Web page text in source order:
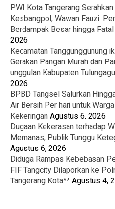
PWI Kota Tangerang
Kesbangpol, Wawan Fauzi:
Berdampak Besar hingga Fatal
2026
Kecamatan Tanggunggunung
Gerakan Pangan Murah dan
unggulan Kabupaten
2026
BPBD Tangsel Salurkan
Air Bersih Per hari untuk
KekeringanAgustus 6, 2026
Dugaan Kekerasan terhadap
Memanas, Publik Tunggu
Agustus 6, 2026
Diduga Rampas Kebebasan
FIF Tangcity Dilaporkan ke
Tangerang Kota**Agustus 4,